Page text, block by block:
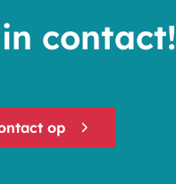
contact!
op